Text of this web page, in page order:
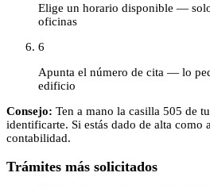
Elige un horario disponible —
oficinas
6
Apunta el número de cita — lo
edificio
Consejo: Ten a mano la casilla 505 de
identificarte. Si estás dado de alta como
contabilidad.
Trámites más solicitados